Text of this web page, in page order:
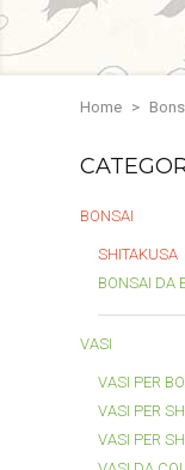
Home
BONSAI
SHITAKUSA
BONSAI DA
VASI
VASI PER
VASI PER
VASI PER